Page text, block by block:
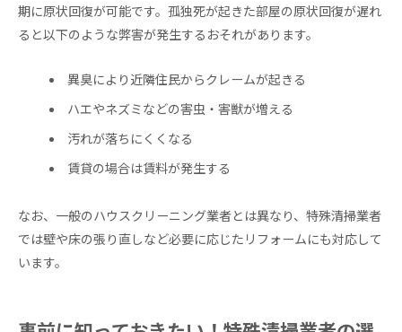
期に原状回復が可能です。孤独死が起きた部屋の原状回復が遅れ
ると以下のような弊害が発生するおそれがあります。
異臭により近隣住民からクレームが起きる
ハエやネズミなどの害虫・害獣が増える
汚れが落ちにくくなる
賃貸の場合は賃料が発生する
なお、一般のハウスクリーニング業者とは異なり、特殊清掃業者
では壁や床の張り直しなど必要に応じたリフォームにも対応して
います。